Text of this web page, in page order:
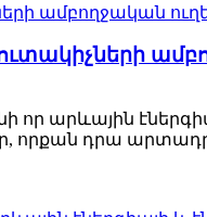
արևային
որքան դրա